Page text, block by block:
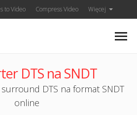
to Video Compress Video Więcej
DTS na SNDT
DTS na format SNDT
online